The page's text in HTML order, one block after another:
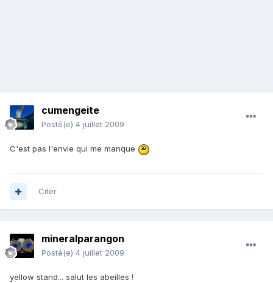
cumengeite
Posté(e) 4 juillet 2009
C'est pas l'envie qui me manque
Citer
mineralparangon
Posté(e) 4 juillet 2009
yellow stand... salut les abeilles !